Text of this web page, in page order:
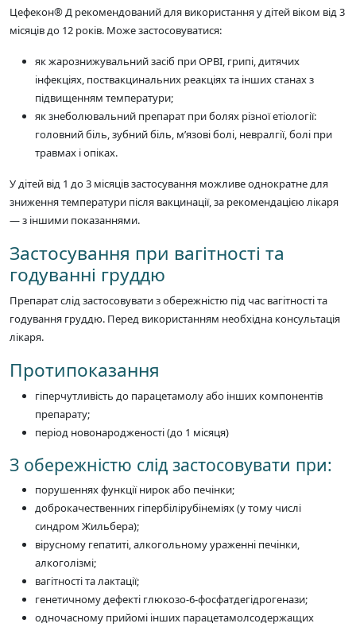
Цефекон® Д рекомендований для використання у дітей віком від 3
місяців до 12 років. Може застосовуватися:
як жарознижувальний засіб при ОРВІ, грипі, дитячих
інфекціях, поствакцинальних реакціях та інших станах з
підвищенням температури;
як знеболювальний препарат при болях різної етіології:
головний біль, зубний біль, м’язові болі, невралгії, болі при
травмах і опіках.
У дітей від 1 до 3 місяців застосування можливе однократне для
зниження температури після вакцинації, за рекомендацією лікаря
— з іншими показаннями.
Застосування при вагітності та
годуванні груддю
Препарат слід застосовувати з обережністю під час вагітності та
годування груддю. Перед використанням необхідна консультація
лікаря.
Протипоказання
гіперчутливість до парацетамолу або інших компонентів
препарату;
період новонародженості (до 1 місяця)
З обережністю слід застосовувати при:
порушеннях функції нирок або печінки;
доброкачественних гіпербілірубінеміях (у тому числі
синдром Жильбера);
вірусному гепатиті, алкогольному ураженні печінки,
алкоголізмі;
вагітності та лактації;
генетичному дефекті глюкозо-6-фосфатдегідрогенази;
одночасному прийомі інших парацетамолсодержащих